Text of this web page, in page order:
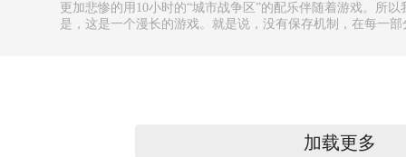
更加悲惨的用10小时的“城市战争区”的配乐伴随着游戏。所
是，这是一个漫长的游戏。就是说，没有保存机制，在每一
加载更多